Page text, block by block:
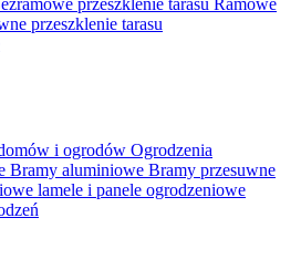
przeszklenie tarasu
i ogrodów Ogrodzenia
Bramy aluminiowe Bramy przesuwne
lamele i panele ogrodzeniowe